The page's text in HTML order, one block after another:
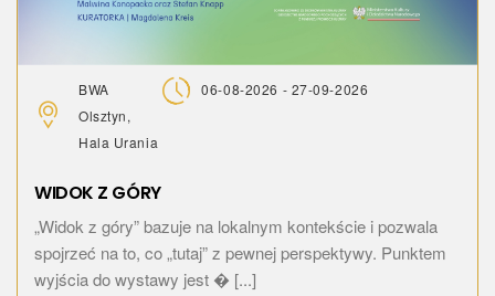
BWA
Olsztyn,
Hala Urania
06-08-2026 - 27-09-2026
WIDOK Z GÓRY
„Widok z góry” bazuje na lokalnym kontekście i pozwala
spojrzeć na to, co „tutaj” z pewnej perspektywy. Punktem
wyjścia do wystawy jest � [...]